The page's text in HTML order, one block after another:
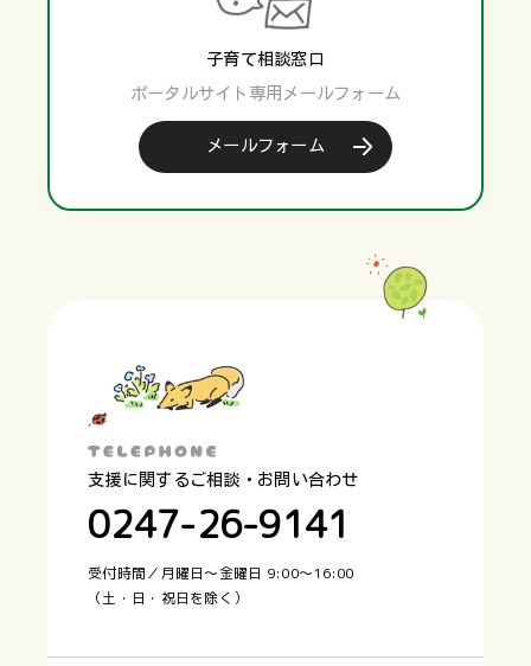
子育て相談窓口
ポータルサイト専用メールフォーム
メールフォーム
支援に関するご相談・お問い合わせ
0247-26-9141
受付時間／月曜日〜金曜日 9:00〜16:00
（土・日・祝日を除く）